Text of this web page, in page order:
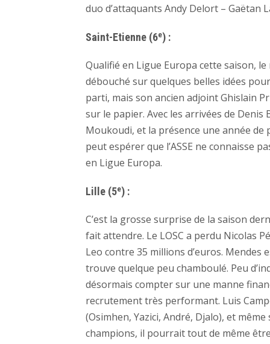
duo d’attaquants Andy Delort – Gaëtan
Saint-Etienne (6e) :
Qualifié en Ligue Europa cette saison,
débouché sur quelques belles idées
parti, mais son ancien adjoint Ghislain
sur le papier. Avec les arrivées de Denis
Moukoudi, et la présence une année de
peut espérer que l’ASSE ne connaisse
en Ligue Europa.
Lille (5e) :
C’est la grosse surprise de la saison
fait attendre. Le LOSC a perdu Nicolas
Leo contre 35 millions d’euros. Mendes
trouve quelque peu chamboulé. Peu
désormais compter sur une manne
recrutement très performant. Luis
(Osimhen, Yazici, André, Djalo), et
champions, il pourrait tout de même